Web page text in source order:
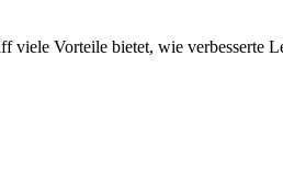
viele Vorteile bietet, wie verbesserte